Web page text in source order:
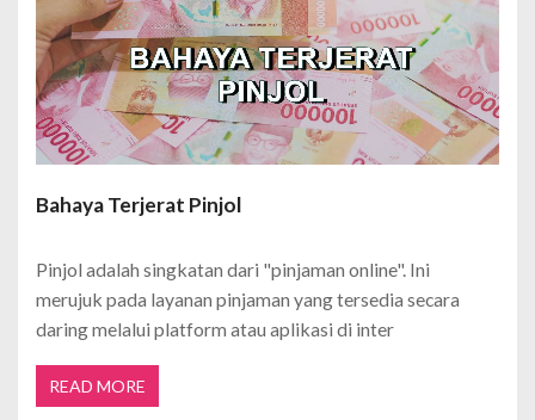
Bahaya Terjerat Pinjol
Pinjol adalah singkatan dari "pinjaman online". Ini
merujuk pada layanan pinjaman yang tersedia secara
daring melalui platform atau aplikasi di inter
READ MORE